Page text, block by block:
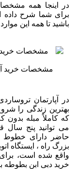
در اینجا همه
برای شما شرح داده
باشید تا همه این
مشخصات خرید
در آپارتمان
بهترین زندگی را
که کاملاً مبله
می توانید پنج سال
حاضر دارای خطوط
بزرگ راه ، ایستگاه
واقع شده است،
خرید دبی ابن بطوطه